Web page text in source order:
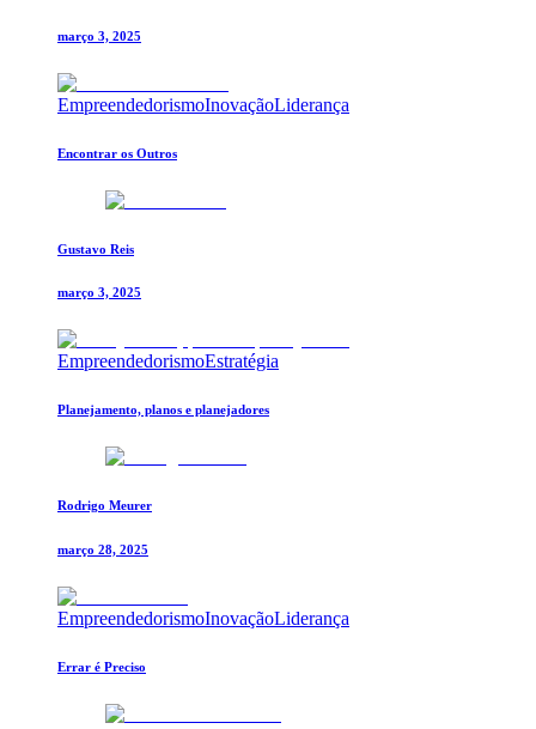
março 3, 2025
EmpreendedorismoInovaçãoLiderança
Encontrar os Outros
Gustavo Reis
março 3, 2025
EmpreendedorismoEstratégia
Planejamento, planos e planejadores
Rodrigo Meurer
março 28, 2025
EmpreendedorismoInovaçãoLiderança
Errar é Preciso